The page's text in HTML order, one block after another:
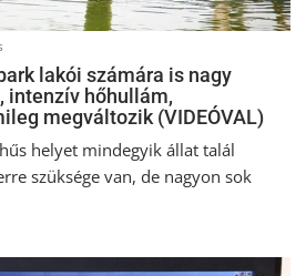
lakói számára is nagy
intenzív hőhullám,
megváltozik (VIDEÓVAL)
helyet mindegyik állat talál
szüksége van, de nagyon sok